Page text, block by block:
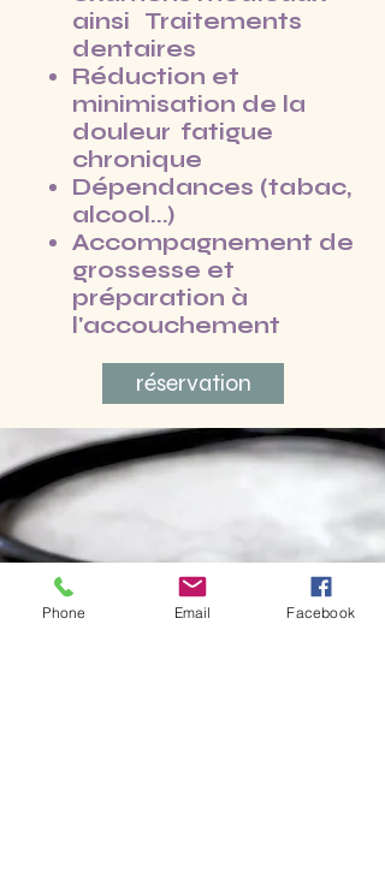
ainsi
Traitements
dentaires
Réduction et
minimisation de la
douleur fatigue
chronique
Dépendances (tabac,
alcool...)
Accompagnement de
grossesse et
préparation à
l'accouchement
réservation
Phone Email Facebook